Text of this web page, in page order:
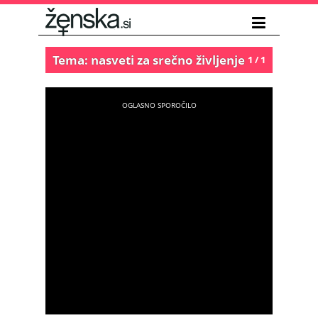
1 / 1
Tema: nasveti za srečno življenje